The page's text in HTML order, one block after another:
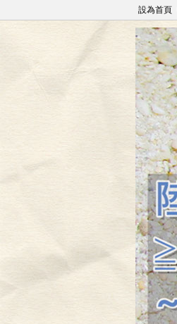
設為首頁